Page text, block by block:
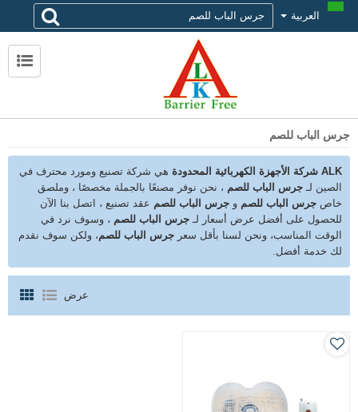
العربية
جرس الباب للصم
ALK شركة الأجهزة الكهربائية المحدودة
هي شركة تصنيع ومورد محترف في
الصين لـ جرس الباب للصم ، نحن نوفر مصنعًا بالجملة مخصصًا ، وملصق
خاص جرس الباب للصم و جرس الباب للصم عقد تصنيع ، اتصل بنا الآن
للحصول على أفضل عرض أسعار لـ جرس الباب للصم ، وسوف نرد في
الوقت المناسب، ونحن لسنا بأقل سعر جرس الباب للصم، ولكن سوف نقدم
لك خدمة أفضل.
عرض